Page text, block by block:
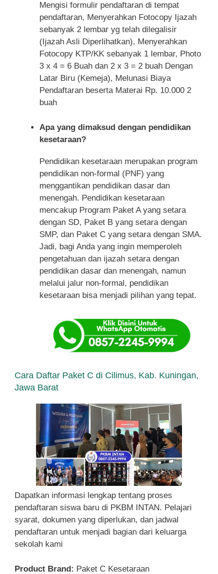
Mengisi formulir pendaftaran di tempat
pendaftaran, Menyerahkan Fotocopy Ijazah
sebanyak 2 lembar yg telah dilegalisir
(Ijazah Asli Diperlihatkan), Menyerahkan
Fotocopy KTP/KK sebanyak 1 lembar, Photo
3 x 4 = 6 Buah dan 2 x 3 = 2 buah Dengan
Latar Biru (Kemeja), Melunasi Biaya
Pendaftaran beserta Materai Rp. 10.000 2
buah
Apa yang dimaksud dengan pendidikan
kesetaraan?
Pendidikan kesetaraan merupakan program
pendidikan non-formal (PNF) yang
menggantikan pendidikan dasar dan
menengah. Pendidikan kesetaraan
mencakup Program Paket A yang setara
dengan SD, Paket B yang setara dengan
SMP, dan Paket C yang setara dengan SMA.
Jadi, bagi Anda yang ingin memperoleh
pengetahuan dan ijazah setara dengan
pendidikan dasar dan menengah, namun
melalui jalur non-formal, pendidikan
kesetaraan bisa menjadi pilihan yang tepat.
Cara Daftar Paket C di Cilimus, Kab. Kuningan,
Jawa Barat
Dapatkan informasi lengkap tentang proses
pendaftaran siswa baru di PKBM INTAN. Pelajari
syarat, dokumen yang diperlukan, dan jadwal
pendaftaran untuk menjadi bagian dari keluarga
sekolah kami
Product Brand: Paket C Kesetaraan